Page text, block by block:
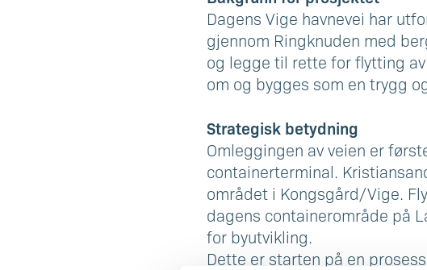
Dagens Vige havnevei har
gjennom Ringknuden med
og legge til rette for flytting
om og bygges som en trygg
Strategisk betydning
Omleggingen av veien er
containerterminal.
området i Kongsgård/Vige.
dagens containerområde på
for byutvikling.
Dette er starten på en